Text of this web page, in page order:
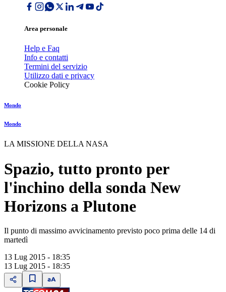
Area personale
Help e Faq
Info e contatti
Termini del servizio
Utilizzo dati e privacy
Cookie Policy
Mondo
Mondo
LA MISSIONE DELLA NASA
Spazio, tutto pronto per
l'inchino della sonda New
Horizons a Plutone
Il punto di massimo avvicinamento previsto poco prima delle 14 di
martedì
13 Lug 2015 - 18:35
13 Lug 2015 - 18:35